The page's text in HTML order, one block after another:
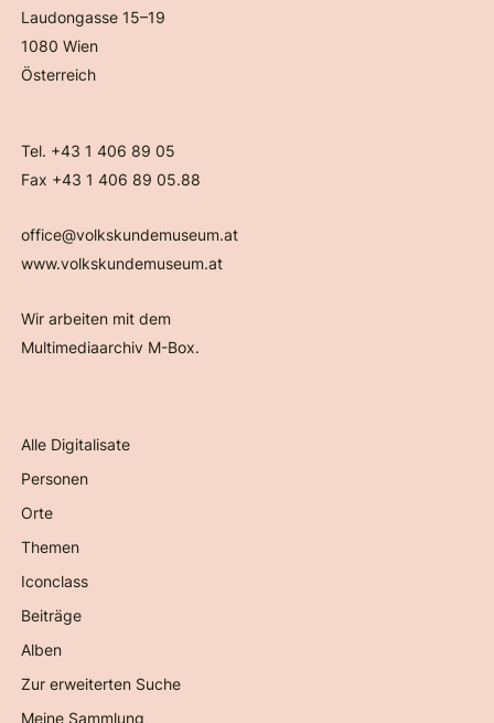
Laudongasse 15–19
1080 Wien
Österreich
Tel. +43 1 406 89 05
Fax +43 1 406 89 05.88
office@volkskundemuseum.at
www.volkskundemuseum.at
Wir arbeiten mit dem
Multimediaarchiv M-Box.
Alle Digitalisate
Personen
Orte
Themen
Iconclass
Beiträge
Alben
Zur erweiterten Suche
Meine Sammlung